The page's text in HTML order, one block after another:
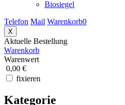
Biosiegel
Telefon Mail Warenkorb0
X
Aktuelle Bestellung
Warenkorb
Warenwert
0,00 €
fixieren
Kategorie